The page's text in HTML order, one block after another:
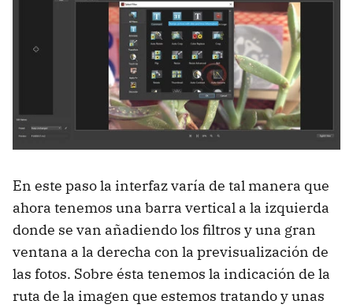
En este paso la interfaz varía de tal manera que
ahora tenemos una barra vertical a la izquierda
donde se van añadiendo los filtros y una gran
ventana a la derecha con la previsualización de
las fotos. Sobre ésta tenemos la indicación de la
ruta de la imagen que estemos tratando y unas